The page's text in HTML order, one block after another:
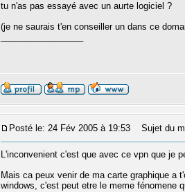
tu n'as pas essayé avec un aurte logiciel ?
(je ne saurais t'en conseiller un dans ce
Posté le: 24 Fév 2005 à 19:53 Sujet du
L'inconvenient c'est que avec ce vpn que je
Mais ca peux venir de ma carte graphique a
windows, c'est peut etre le meme fénomene